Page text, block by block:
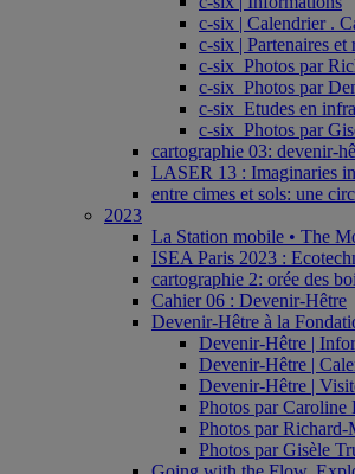
c-six | Calendrier .
c-six | Partenaires et
c-six_Photos par
c-six_Photos par
c-six_Etudes en
c-six_Photos par
cartographie 03: devenir-
LASER 13 : Imaginaries
entre cimes et sols: une
2023
La Station mobile • The
ISEA Paris 2023 :
cartographie 2: orée des
Cahier 06 : Devenir-Hêtre
Devenir-Hêtre à la
Devenir-Hêtre |
Devenir-Hêtre |
Devenir-Hêtre |
Photos par Caroline
Photos par
Photos par Gisèle